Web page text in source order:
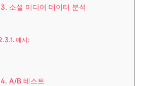
3. 소셜 미디어 데이터 분석
예시:
4. A/B 테스트